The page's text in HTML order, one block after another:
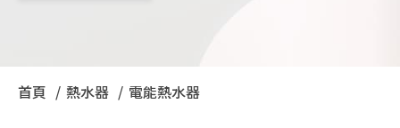
影音專區
首頁 熱水器 目前頁面：
電能熱水器